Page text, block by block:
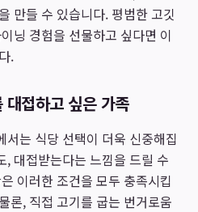
만들 수 있습니다. 평범한 고깃
닝 경험을 선물하고 싶다면 이
.
대접하고 싶은 가족
는 식당 선택이 더욱 신중해집
, 대접받는다는 느낌을 드릴 수
이러한 조건을 모두 충족시킵
론, 직접 고기를 굽는 번거로움